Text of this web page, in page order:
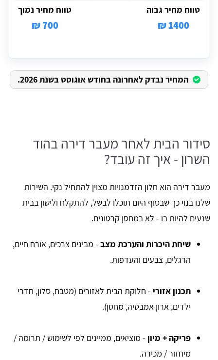
טווח מחיר גבוה
1400 ₪
טווח מחיר נמוך
700 ₪
המחיר נבדק לאחרונה בחודש אוגוסט בשנת 2026.
סידור הבית לאחר מעבר דירה בהוד
השרון - איך זה עובד?
מעבר דירה הוא חלון הזדמנויות מצוין להתחיל נקי. השירות
שלנו בנוי כך שבסוף היום תוכלו לבשל, להתקלח ולישון בבית
שנעים להיות בו - לא במחסן קרטונים.
שיחת היכרות והערכת מצב - מבינים צרכים, אורח חיים,
הרגלים, צבעים והעדפות.
תכנון אזורי - חלוקת הבית לאזורים (מטבח, סלון, חדרי
ילדים, ארון אמבטיה, מחסן).
פריקה + מיון - מוציאים, ממיינים לפי לשימוש / תרומה /
מיחזור / מכירה.